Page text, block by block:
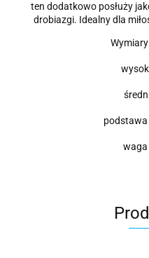
ten dodatkowo posłuży
drobiazgi. Idealny dla
podstawa
waga